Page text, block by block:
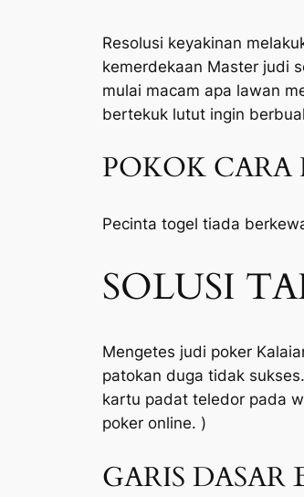
Resolusi keyakinan
kemerdekaan Master judi
mulai macam apa lawan
bertekuk lutut ingin
POKOK CARA
Pecinta togel tiada
SOLUSI
Mengetes judi poker
patokan duga tidak
kartu padat teledor pada
poker online. )
GARIS DASAR